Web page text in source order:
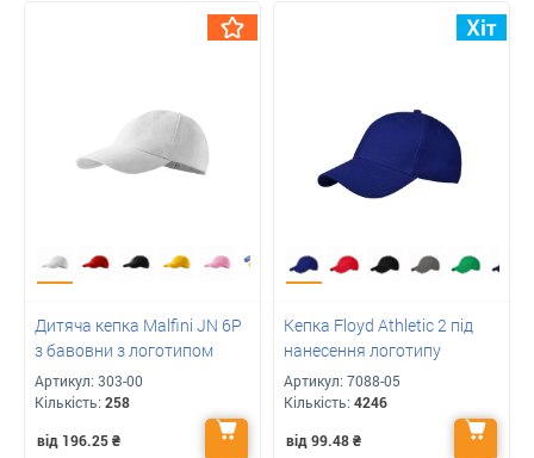
Дитяча кепка Malfini JN 6P
з бавовни з логотипом
Артикул: 303-00
Кількість: 258
від 196.25₴
Кепка Floyd Athletic 2 під
нанесення логотипу
Артикул: 7088-05
Кількість: 4246
від 99.48₴